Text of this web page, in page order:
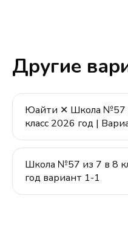
Другие
Юайти ✕ Школа №57
класс 2026 год |
Школа №57 из 7 в 8
год вариант 1-1